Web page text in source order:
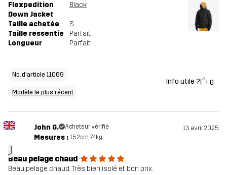
Flexpedition
Down Jacket
Black
Taille achetée
S
Taille ressentie
Parfait
Longueur
Parfait
No. d'article 11069
Modèle le plus récent
Info utile ? 0
J
John G. Acheteur vérifié 13 avril 2025
Mesures : 152cm, 74kg
Beau pelage chaud
Beau pelage chaud. Très bien isolé et bon prix.